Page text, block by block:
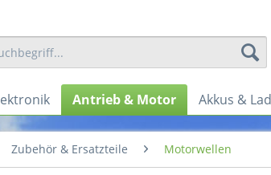
Antrieb & Motor Akkus &
Zubehör & Ersatzteile Motorwellen